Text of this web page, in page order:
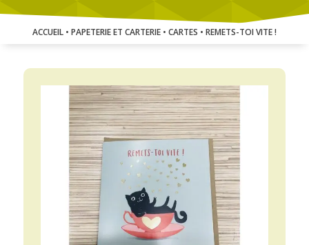
ACCUEIL • PAPETERIE ET CARTERIE • CARTES • REMETS-TOI VITE !